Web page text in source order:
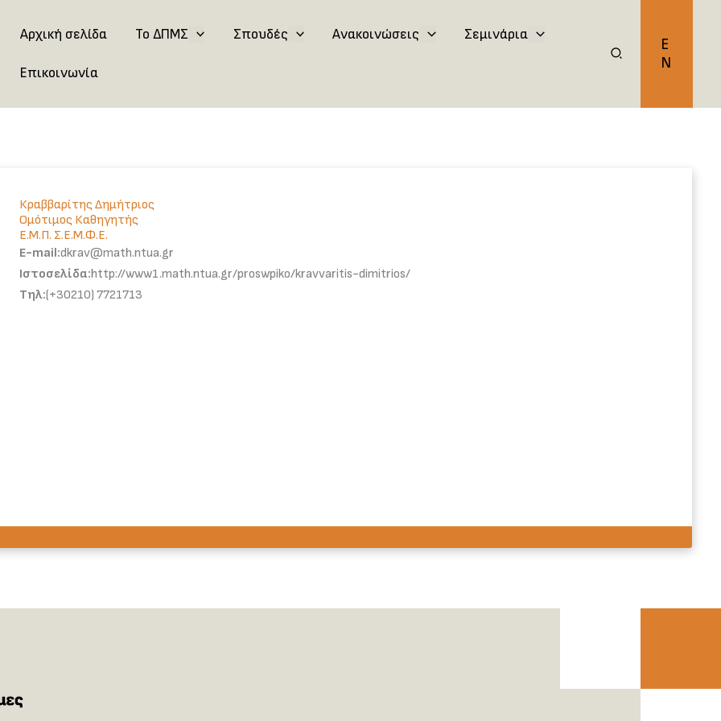
Αρχική σελίδα Το ΔΠΜΣ Σπουδές Ανακοινώσεις Σεμινάρια
Επικοινωνία
E
N
Κραββαρίτης Δημήτριος
Ομότιμος Καθηγητής
Ε.Μ.Π. Σ.Ε.Μ.Φ.Ε.
E-mail:dkrav@math.ntua.gr
Ιστοσελίδα:http://www1.math.ntua.gr/proswpiko/kravvaritis-dimitrios/
Τηλ:(+30210) 7721713